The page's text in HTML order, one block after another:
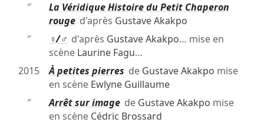
″
La Véridique Histoire du Petit Chaperon
rouged'après Gustave Akakpo
″
♀/♂ d'après Gustave Akakpo… mise en
scène Laurine Fagu…
2015
À petites pierres de Gustave Akakpo mise
en scène Ewlyne Guillaume
″
Arrêt sur imagede Gustave Akakpo mise
en scène Cédric Brossard